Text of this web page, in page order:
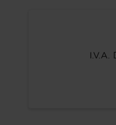
I.V.A.